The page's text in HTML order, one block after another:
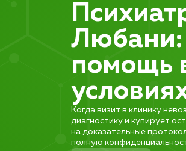
Любани:
помощь
Когда визит в клинику
диагностику и купирует
на доказательные
полную